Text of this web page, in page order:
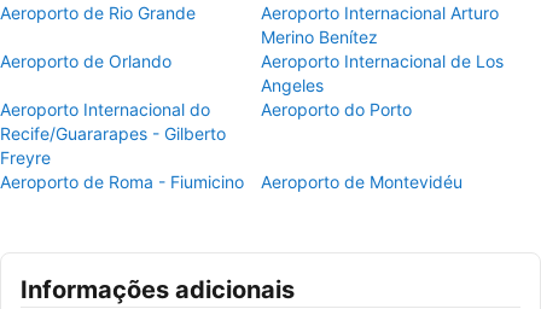
Aeroporto de Rio Grande
Aeroporto Internacional Arturo
Merino Benítez
Aeroporto de Orlando
Aeroporto Internacional de Los
Angeles
Aeroporto Internacional do
Recife/Guararapes - Gilberto
Freyre
Aeroporto do Porto
Aeroporto de Roma - Fiumicino Aeroporto de Montevidéu
Informações adicionais